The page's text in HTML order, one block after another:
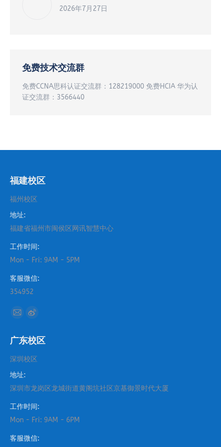
2026年7月27日
免费技术交流群
免费CCNA思科认证交流群：128219000 免费HCIA 华为认
证交流群：3566440
福建校区
福州校区
地址:
福建省福州市闽侯区网讯智慧中心
工作时间:
Mon - Fri: 9AM - 5PM
客服微信:
354952
找到我们：
Mail
opens
in
new
Weibo
opens
in
广东校区
深圳校区
地址:
深圳市龙岗区龙城街道黄阁坑社区京基御景时代大厦
工作时间:
Mon - Fri: 9AM - 6PM
客服微信: